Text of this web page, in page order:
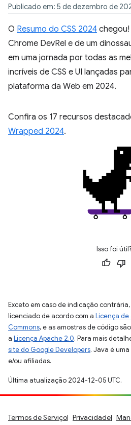
Publicado em: 5 de dezembro de
O Resumo do CSS 2024
Chrome DevRel e de um
em uma jornada por todas as
incríveis de CSS e UI lançadas
plataforma da Web em 2024.
Confira os 17 recursos
Wrapped 2024.
Isso foi útil?
Exceto em caso de indicação
licenciado de acordo com a Licença
Commons, e as amostras de código
a Licença Apache 2.0. Para mais
site do Google Developers. Java é
e/ou afiliadas.
Última atualização 2024-12-05 UTC.
Termos de Serviço Privacidade